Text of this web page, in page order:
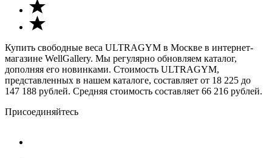
Купить свободные веса ULTRAGYM в Москве в интернет-
магазине WellGallery. Мы регулярно обновляем каталог,
дополняя его новинками. Стоимость ULTRAGYM,
представленных в нашем каталоге, составляет от 18 225 до
147 188 рублей. Средняя стоимость составляет 66 216 рублей.
Присоединяйтесь